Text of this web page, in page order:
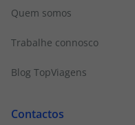
Quem somos
Trabalhe connosco
Blog TopViagens
Contactos